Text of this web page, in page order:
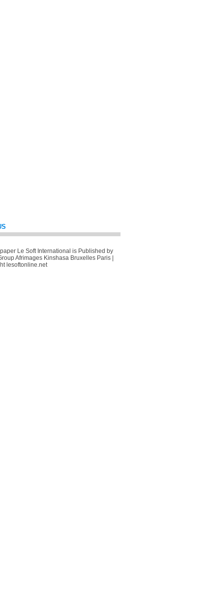
Le Soft International is Published by
Afrimages Kinshasa Bruxelles Paris |
lesoftonline.net